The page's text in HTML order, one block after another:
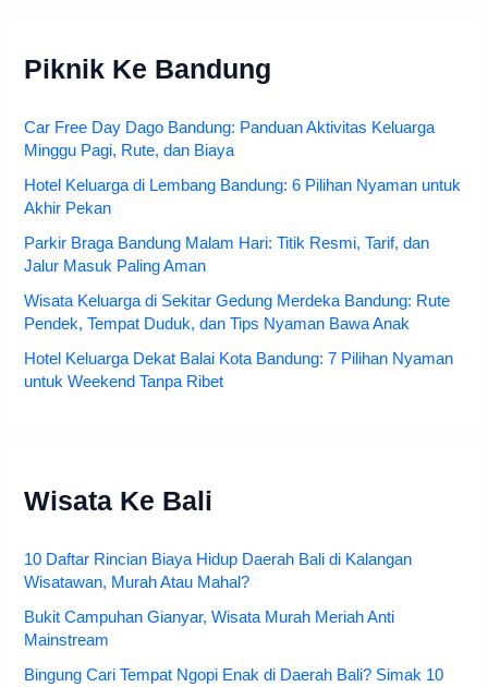
Piknik Ke Bandung
Car Free Day Dago Bandung: Panduan Aktivitas Keluarga
Minggu Pagi, Rute, dan Biaya
Hotel Keluarga di Lembang Bandung: 6 Pilihan Nyaman untuk
Akhir Pekan
Parkir Braga Bandung Malam Hari: Titik Resmi, Tarif, dan
Jalur Masuk Paling Aman
Wisata Keluarga di Sekitar Gedung Merdeka Bandung: Rute
Pendek, Tempat Duduk, dan Tips Nyaman Bawa Anak
Hotel Keluarga Dekat Balai Kota Bandung: 7 Pilihan Nyaman
untuk Weekend Tanpa Ribet
Wisata Ke Bali
10 Daftar Rincian Biaya Hidup Daerah Bali di Kalangan
Wisatawan, Murah Atau Mahal?
Bukit Campuhan Gianyar, Wisata Murah Meriah Anti
Mainstream
Bingung Cari Tempat Ngopi Enak di Daerah Bali? Simak 10